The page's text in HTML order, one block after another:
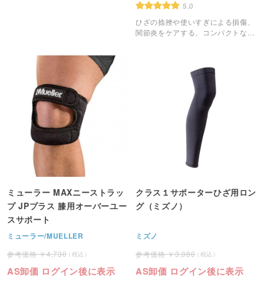
5.0
ひざの捻挫や使いすぎによる損傷、
関節炎をケアする、コンパクトなヒ
ミューラー MAXニーストラッ
プ JPプラス 膝用オーバーユー
スサポート
ミューラー/MUELLER
4,730
AS卸価 ログイン後に表示
クラス１サポーターひざ用ロン
グ（ミズノ）
ミズノ
3,080
AS卸価 ログイン後に表示